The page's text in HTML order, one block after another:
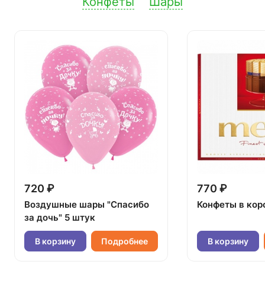
720 ₽
Воздушные шары "Спасибо
за дочь" 5 штук
В корзину Подробнее
770 ₽
Конфеты в
В корзину